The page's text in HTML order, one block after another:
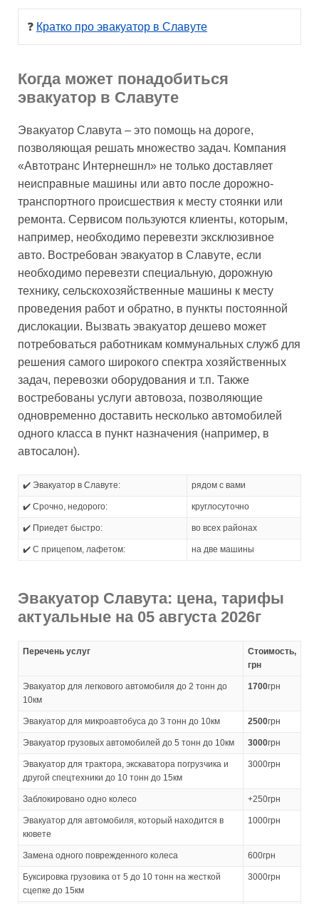
❓ Кратко про эвакуатор в Славуте
Когда может понадобиться
эвакуатор в Славуте
Эвакуатор Славута – это помощь на дороге,
позволяющая решать множество задач. Компания
«Автотранс Интернешнл» не только доставляет
неисправные машины или авто после дорожно-
транспортного происшествия к месту стоянки или
ремонта. Сервисом пользуются клиенты, которым,
например, необходимо перевезти эксклюзивное
авто. Востребован эвакуатор в Славуте, если
необходимо перевезти специальную, дорожную
технику, сельскохозяйственные машины к месту
проведения работ и обратно, в пункты постоянной
дислокации. Вызвать эвакуатор дешево может
потребоваться работникам коммунальных служб для
решения самого широкого спектра хозяйственных
задач, перевозки оборудования и т.п. Также
востребованы услуги автовоза, позволяющие
одновременно доставить несколько автомобилей
одного класса в пункт назначения (например, в
автосалон).
✔️ Эвакуатор в Славуте: рядом с вами
✔️ Срочно, недорого: круглосуточно
✔️ Приедет быстро: во всех районах
✔️ С прицепом, лафетом: на две машины
Эвакуатор Славута: цена, тарифы
актуальные на 05 августа 2026г
Перечень услуг
Стоимость,
грн
Эвакуатор для легкового автомобиля до 2 тонн до
10км
1700грн
Эвакуатор для микроавтобуса до 3 тонн до 10км 2500грн
Эвакуатор грузовых автомобилей до 5 тонн до 10км 3000грн
Эвакуатор для трактора, экскаватора погрузчика и
другой спецтехники до 10 тонн до 15км
3000грн
Заблокировано одно колесо +250грн
Эвакуатор для автомобиля, который находится в
кювете
1000грн
Замена одного поврежденного колеса 600грн
Буксировка грузовика от 5 до 10 тонн на жесткой
сцепке до 15км
3000грн